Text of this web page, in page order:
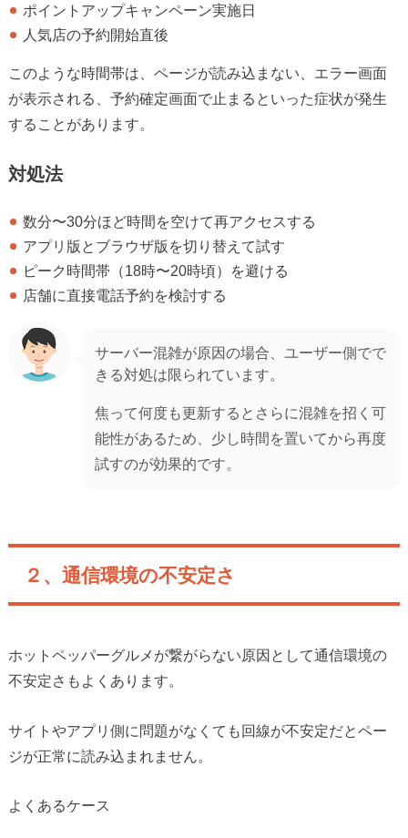
ポイントアップキャンペーン実施日
人気店の予約開始直後
このような時間帯は、ページが読み込まない、エラー画面
が表示される、予約確定画面で止まるといった症状が発生
することがあります。
対処法
数分〜30分ほど時間を空けて再アクセスする
アプリ版とブラウザ版を切り替えて試す
ピーク時間帯（18時〜20時頃）を避ける
店舗に直接電話予約を検討する
サーバー混雑が原因の場合、ユーザー側でで
きる対処は限られています。
焦って何度も更新するとさらに混雑を招く可
能性があるため、少し時間を置いてから再度
試すのが効果的です。
２、通信環境の不安定さ
ホットペッパーグルメが繋がらない原因として通信環境の
不安定さもよくあります。
サイトやアプリ側に問題がなくても回線が不安定だとペー
ジが正常に読み込まれません。
よくあるケース